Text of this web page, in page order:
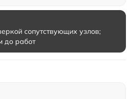
сопутствующих узлов;
до работ